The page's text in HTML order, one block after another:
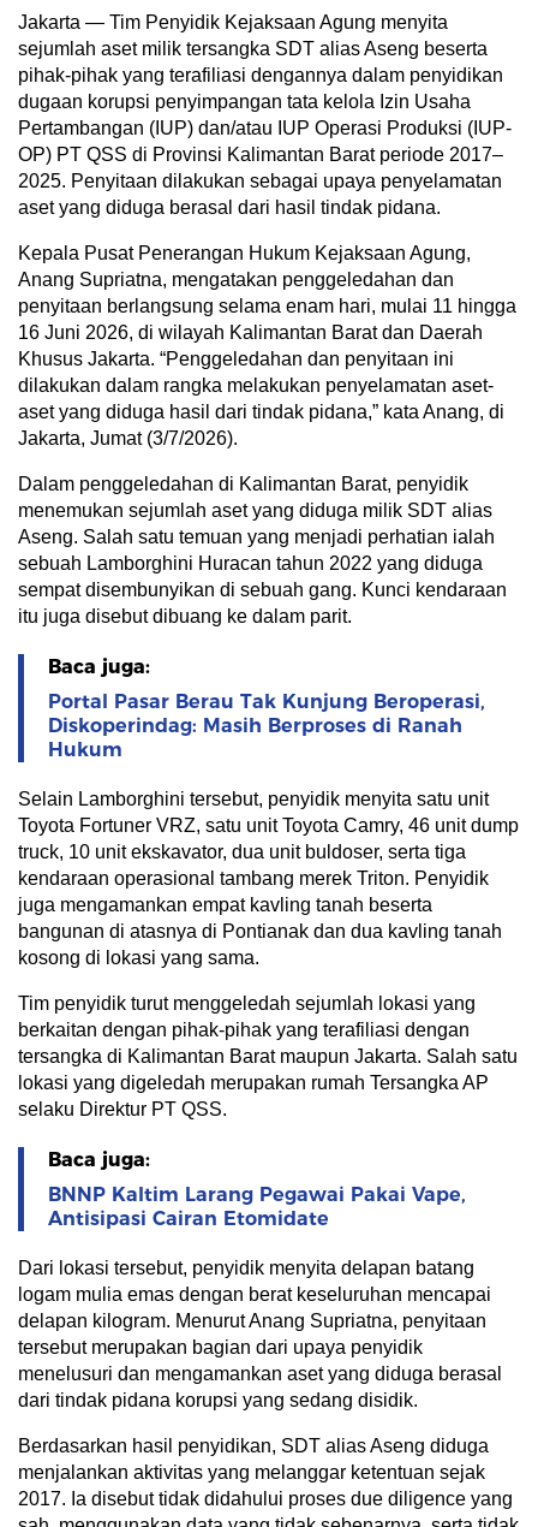
Jakarta — Tim Penyidik Kejaksaan Agung menyita
sejumlah aset milik tersangka SDT alias Aseng beserta
pihak-pihak yang terafiliasi dengannya dalam penyidikan
dugaan korupsi penyimpangan tata kelola Izin Usaha
Pertambangan (IUP) dan/atau IUP Operasi Produksi (IUP-
OP) PT QSS di Provinsi Kalimantan Barat periode 2017–
2025. Penyitaan dilakukan sebagai upaya penyelamatan
aset yang diduga berasal dari hasil tindak pidana.
Kepala Pusat Penerangan Hukum Kejaksaan Agung,
Anang Supriatna, mengatakan penggeledahan dan
penyitaan berlangsung selama enam hari, mulai 11 hingga
16 Juni 2026, di wilayah Kalimantan Barat dan Daerah
Khusus Jakarta. “Penggeledahan dan penyitaan ini
dilakukan dalam rangka melakukan penyelamatan aset-
aset yang diduga hasil dari tindak pidana,” kata Anang, di
Jakarta, Jumat (3/7/2026).
Dalam penggeledahan di Kalimantan Barat, penyidik
menemukan sejumlah aset yang diduga milik SDT alias
Aseng. Salah satu temuan yang menjadi perhatian ialah
sebuah Lamborghini Huracan tahun 2022 yang diduga
sempat disembunyikan di sebuah gang. Kunci kendaraan
itu juga disebut dibuang ke dalam parit.
Baca juga:
Portal Pasar Berau Tak Kunjung Beroperasi,
Diskoperindag: Masih Berproses di Ranah
Hukum
Selain Lamborghini tersebut, penyidik menyita satu unit
Toyota Fortuner VRZ, satu unit Toyota Camry, 46 unit dump
truck, 10 unit ekskavator, dua unit buldoser, serta tiga
kendaraan operasional tambang merek Triton. Penyidik
juga mengamankan empat kavling tanah beserta
bangunan di atasnya di Pontianak dan dua kavling tanah
kosong di lokasi yang sama.
Tim penyidik turut menggeledah sejumlah lokasi yang
berkaitan dengan pihak-pihak yang terafiliasi dengan
tersangka di Kalimantan Barat maupun Jakarta. Salah satu
lokasi yang digeledah merupakan rumah Tersangka AP
selaku Direktur PT QSS.
Baca juga:
BNNP Kaltim Larang Pegawai Pakai Vape,
Antisipasi Cairan Etomidate
Dari lokasi tersebut, penyidik menyita delapan batang
logam mulia emas dengan berat keseluruhan mencapai
delapan kilogram. Menurut Anang Supriatna, penyitaan
tersebut merupakan bagian dari upaya penyidik
menelusuri dan mengamankan aset yang diduga berasal
dari tindak pidana korupsi yang sedang disidik.
Berdasarkan hasil penyidikan, SDT alias Aseng diduga
menjalankan aktivitas yang melanggar ketentuan sejak
2017. Ia disebut tidak didahului proses due diligence yang